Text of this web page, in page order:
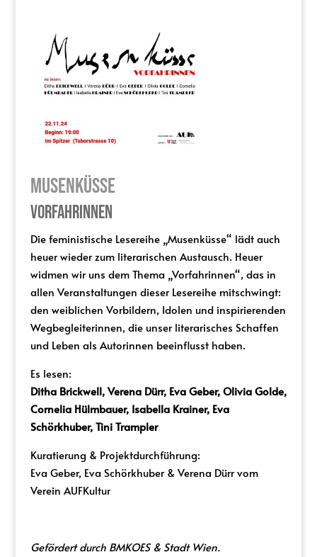
Musenküsse
Vorfahrinnen
Die feministische Lesereihe „Musenküsse“ lädt auch
heuer wieder zum literarischen Austausch. Heuer
widmen wir uns dem Thema „Vorfahrinnen“, das in
allen Veranstaltungen dieser Lesereihe mitschwingt:
den weiblichen Vorbildern, Idolen und inspirierenden
Wegbegleiterinnen, die unser literarisches Schaffen
und Leben als Autorinnen beeinflusst haben.
Es lesen:
Ditha Brickwell, Verena Dürr, Eva Geber, Olivia Golde,
Cornelia Hülmbauer, Isabella Krainer, Eva
Schörkhuber, Tini Trampler
Kuratierung & Projektdurchführung:
Eva Geber, Eva Schörkhuber & Verena Dürr vom
Verein AUFKultur
Gefördert durch BMKOES & Stadt Wien.